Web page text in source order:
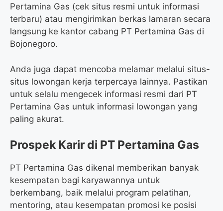
Pertamina Gas (cek situs resmi untuk informasi
terbaru) atau mengirimkan berkas lamaran secara
langsung ke kantor cabang PT Pertamina Gas di
Bojonegoro.
Anda juga dapat mencoba melamar melalui situs-
situs lowongan kerja terpercaya lainnya. Pastikan
untuk selalu mengecek informasi resmi dari PT
Pertamina Gas untuk informasi lowongan yang
paling akurat.
Prospek Karir di PT Pertamina Gas
PT Pertamina Gas dikenal memberikan banyak
kesempatan bagi karyawannya untuk
berkembang, baik melalui program pelatihan,
mentoring, atau kesempatan promosi ke posisi